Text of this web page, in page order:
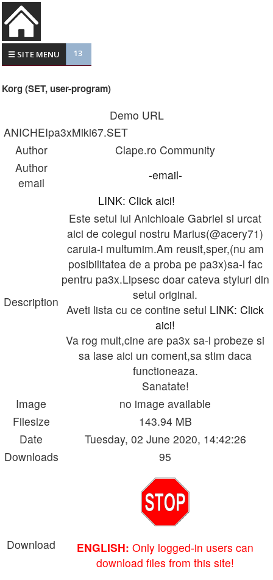
☰ SITE MENU 13
Korg (SET, user-program)
Demo URL
ANICHEIpa3xMiki67.SET
Author
Clape.ro Community
Author
email
-email-
LINK: Click aici!
Description
Este setul lui Anichioaie Gabriel si urcat
aici de colegul nostru Marius(@acery71)
caruia-i multumim.Am reusit,sper,(nu am
posibilitatea de a proba pe pa3x)sa-l fac
pentru pa3x.Lipsesc doar cateva styluri din
setul original.
Aveti lista cu ce contine setul LINK: Click
aici!
Va rog mult,cine are pa3x sa-l probeze si
sa lase aici un coment,sa stim daca
functioneaza.
Sanatate!
Image
no image available
Filesize
143.94 MB
Date
Tuesday, 02 June 2020, 14:42:26
Downloads
95
Download ENGLISH: Only logged-in users can
download files from this site!